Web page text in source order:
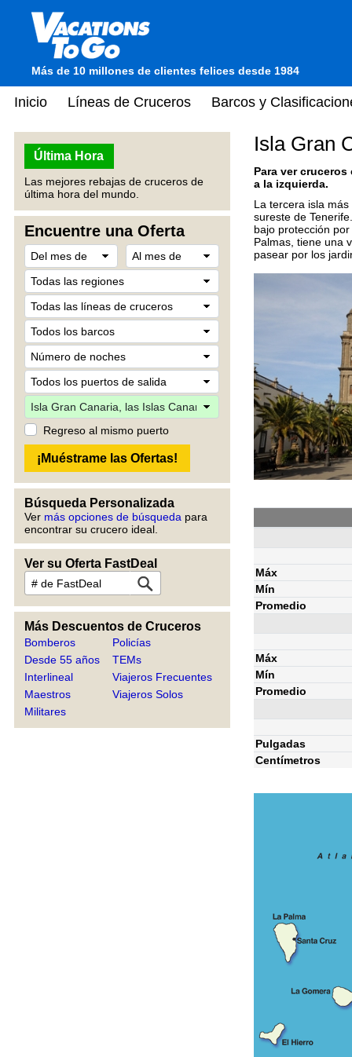
Más de 10 millones de clientes felices desde 1984
Inicio Líneas de Cruceros Barcos y
Última Hora
Las mejores rebajas de cruceros de
última hora del mundo.
Encuentre una Oferta
Regreso al mismo puerto
Búsqueda Personalizada
Ver más opciones de búsqueda para
encontrar su crucero ideal.
Ver su Oferta FastDeal
Más Descuentos de Cruceros
Bomberos
Desde 55 años
Interlineal
Maestros
Militares
Policías
TEMs
Viajeros Frecuentes
Viajeros Solos
Isla Gran
Para ver
a la izquierda.
La tercera isla
sureste de
bajo protección
Palmas, tiene una
pasear por los
Máx
Mín
Promedio
Máx
Mín
Promedio
Pulgadas
Centímetros